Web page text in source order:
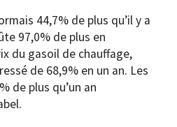
44,7% de plus qu’il y a
97,0% de plus en
du gasoil de chauffage,
de 68,9% en un an. Les
de plus qu’un an